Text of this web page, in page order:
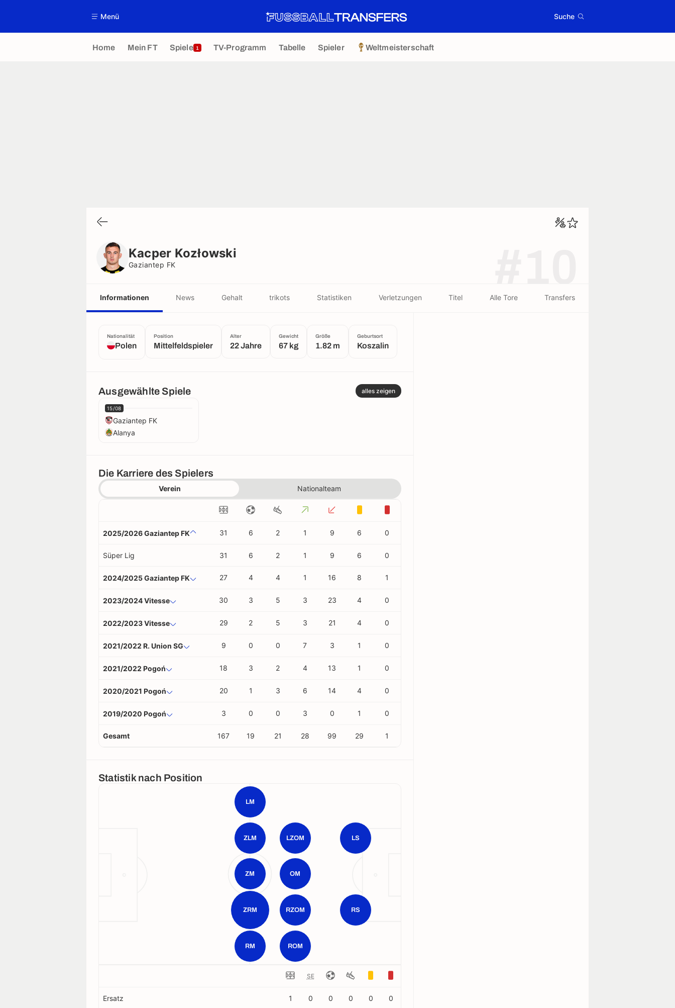
Menü Suche
Home Mein FT Spiele 1 TV-Programm Tabelle Spieler Weltmeisterschaft
Kacper Kozłowski
Gaziantep FK
Informationen News Gehalt trikots Statistiken Verletzungen Titel Alle Tore Transfers
Nationalität
Polen
Position
Mittelfeldspieler
Alter
22 Jahre
Gewicht
67 kg
Größe
1.82 m
Geburtsort
Koszalin
Ausgewählte Spiele alles zeigen
15/08
Gaziantep FK
Alanya
Die Karriere des Spielers
Verein Nationalteam
2025/2026 Gaziantep FK 31 6 2 1 9 6 0
Süper Lig 31 6 2 1 9 6 0
2024/2025 Gaziantep FK 27 4 4 1 16 8 1
2023/2024 Vitesse 30 3 5 3 23 4 0
2022/2023 Vitesse 29 2 5 3 21 4 0
2021/2022 R. Union SG 9 0 0 7 3 1 0
2021/2022 Pogoń 18 3 2 4 13 1 0
2020/2021 Pogoń 20 1 3 6 14 4 0
2019/2020 Pogoń 3 0 0 3 0 1 0
Gesamt 167 19 21 28 99 29 1
Statistik nach Position
ZRM RZOM
ROM
RM
RS
ZLM
OM
LZOM
ZM
LM
LS
SE
Ersatz 1 0 0 0 0 0